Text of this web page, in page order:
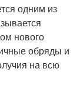
одним из
нового
обряды и
на всю